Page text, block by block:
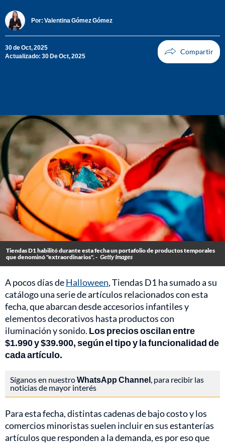
Por: Valentina Gómez Gómez
30 de Oct, 2025
Actualizado: 30 De Oct, 2025
Tiendas D1 habilitó durante esta fecha un portafolio de productos temporales
que denominó "extraordinarios". - Getty Images
A pocos días deHalloween, Tiendas D1 ha sumado a su
catálogo una serie de artículos relacionados con esta
fecha, que abarcan desde accesorios infantiles y
elementos decorativos hasta productos con
iluminación y sonido. Los precios oscilan entre
$1.990 y $39.900, según el tipo y la funcionalidad de
cada artículo.
Síganos en nuestroWhatsApp Channel, para recibir las
noticias de mayor interés
Para esta fecha, distintas cadenas de bajo costo y los
comercios minoristas suelen incluir en sus estanterías
artículos que responden a la demanda, es por eso que